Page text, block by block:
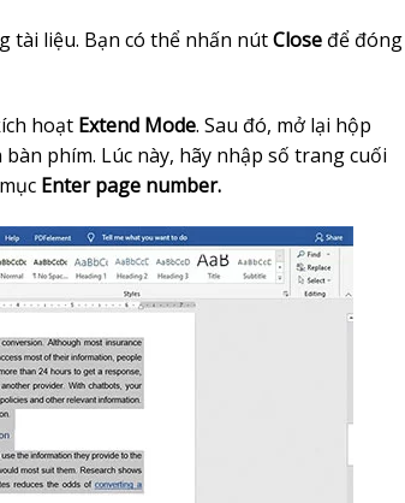
tài liệu. Bạn có thể nhấn nútClose để đóng
hoạt Extend Mode. Sau đó, mở lại hộp
phím. Lúc này, hãy nhập số trang cuối
Enter page number.